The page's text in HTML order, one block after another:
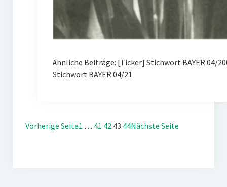
Ähnliche Beiträge: [Ticker] Stichwort BAYER 04/
Stichwort BAYER 04/21
Vorherige Seite1 … 41 42 43 44Nächste Seite